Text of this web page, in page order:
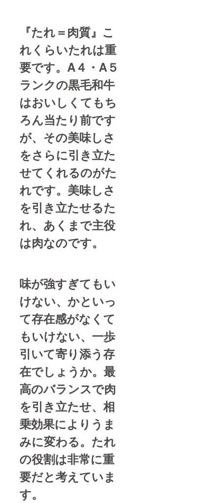
『たれ＝肉質』こ
れくらいたれは重
要です。A４・A５
ランクの黒毛和牛
はおいしくてもち
ろん当たり前です
が、その美味しさ
をさらに引き立た
せてくれるのがた
れです。美味しさ
を引き立たせるた
れ、あくまで主役
は肉なのです。
味が強すぎてもい
けない、かといっ
て存在感がなくて
もいけない、一歩
引いて寄り添う存
在でしょうか。最
高のバランスで肉
を引き立たせ、相
乗効果によりうま
みに変わる。たれ
の役割は非常に重
要だと考えていま
す。